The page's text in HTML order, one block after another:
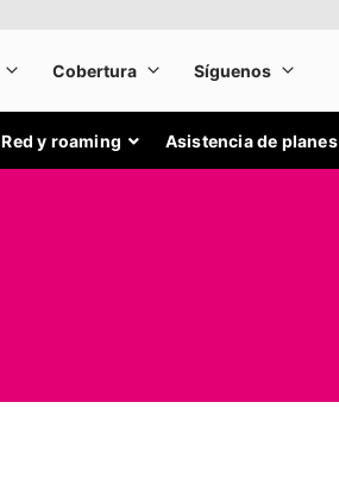
Red y roaming Asistencia de planes